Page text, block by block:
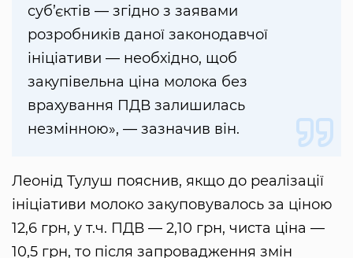
суб’єктів — згідно з заявами
розробників даної законодавчої
ініціативи — необхідно, щоб
закупівельна ціна молока без
врахування ПДВ залишилась
незмінною», — зазначив він.
Леонід Тулуш пояснив, якщо до реалізації
ініціативи молоко закуповувалось за ціною
12,6 грн, у т.ч. ПДВ — 2,10 грн, чиста ціна —
10,5 грн, то після запровадження змін